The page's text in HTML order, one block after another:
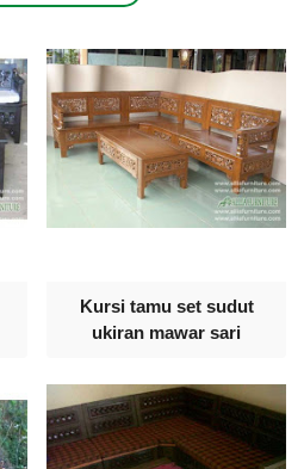
Kursi tamu set sudut
ukiran mawar sari